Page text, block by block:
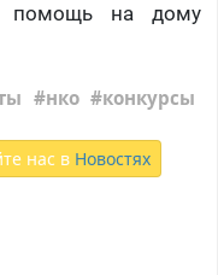
помощь на дому
нко конкурсы
нас в Новостях